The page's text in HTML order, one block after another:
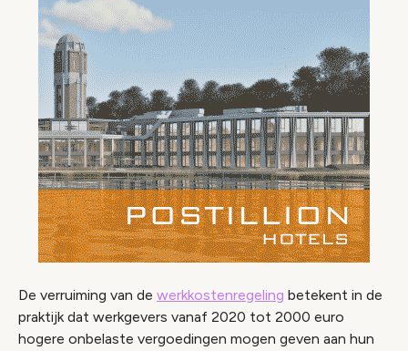
De verruiming van de werkkostenregeling betekent in de
praktijk dat werkgevers vanaf 2020 tot 2000 euro
hogere onbelaste vergoedingen mogen geven aan hun